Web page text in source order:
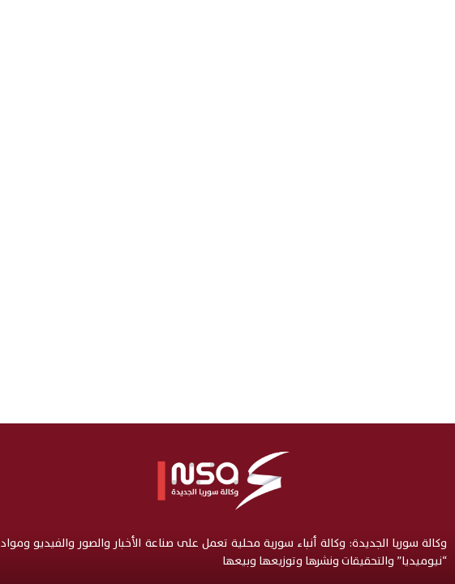
وكالة سوريا الجديدة: وكالة أنباء سورية محلية تعمل على صناعة الأخبار والصور والفيديو ومواد
“نيوميديا” والتحقيقات ونشرها وتوزيعها وبيعها